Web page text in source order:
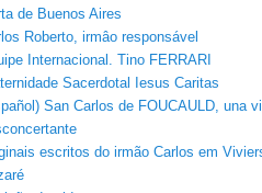
de Buenos Aires
Roberto, irmâo responsável
Internacional. Tino FERRARI
Sacerdotal Iesus Caritas
San Carlos de FOUCAULD, una
escritos do irmão Carlos em